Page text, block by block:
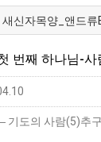
새신자목양_앤드류
번째 하나님-